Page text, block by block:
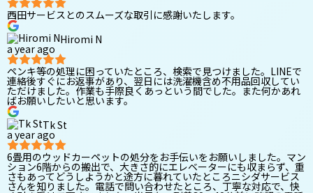
西田サービスとのスムーズな取引に感謝いたします。
Hiromi N
a year ago
ペンキ等の処理に困っていたところ、検索で見つけました。LINEで
連絡後すぐにお返事があり、翌日には洗濯機含め不用品回収してい
ただけました。作業も手際良くあっという間でした。また何かあれ
ばお願いしたいと思います。
Tk St
a year ago
6畳用のウッドカーペットの処分をお手伝いをお願いしました。マン
ション6階からの搬出で、大きさ的にエレベーターにも収まらず、重
さもあってどうしようかと途方に暮れていたところニシダサービス
さんを知りました。電話で問い合わせたところ、丁寧な対応で、快